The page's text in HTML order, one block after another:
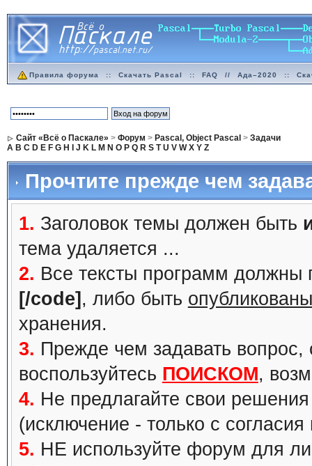
Правила форума :: Скачать Pascal :: FAQ // Ада–2020 ::
Сайт «Всё о Паскале» > Форум > Pascal, Object Pascal > Задачи
A B C D E F G H J K L M N O P Q R S T U V W X Y Z
Прочтите прежде чем
1. Заголовок темы должен быть
тема удаляется ...
2. Все тексты программ должны
[/code] , либо быть
хранения.
3. Прежде чем задавать вопрос,
воспользуйтесь ПОИСКОМ,
4. Не предлагайте свои
(исключение - только с
5. НЕ используйте форум для